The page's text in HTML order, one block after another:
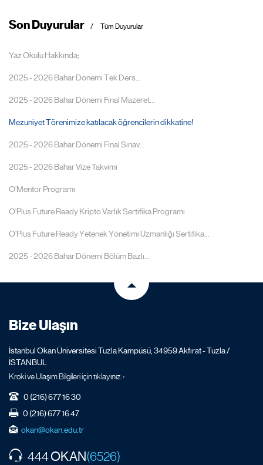
Son Duyurular Tüm Duyurular
Yaz Okulu Hakkında;
2025 - 2026 Bahar Dönemi Tek Ders...
2025 - 2026 Bahar Dönemi Final Mazeret...
Mezuniyet Törenimize katılacak öğrencilerin dikkatine!
2025 - 2026 Bahar Dönemi Final Sınav...
2025 - 2026 Bahar Vize Takvimi
O’Mentor Programı
O'Plus Future Ready Kripto Varlık Sertifika Programı
O'Plus Future Ready Yetenek Yönetimi Uzmanlığı Sertifika...
2025 - 2026 Bahar Dönemi Bölüm Bazlı...
Bize Ulaşın
İstanbul Okan Üniversitesi Tuzla Kampüsü, 34959 Akfırat - Tuzla /
İSTANBUL
Kroki ve Ulaşım Bilgileri için tıklayınız. ›
0 (216) 677 16 30
0 (216) 677 16 47
okan@okan.edu.tr
444OKAN(6526)